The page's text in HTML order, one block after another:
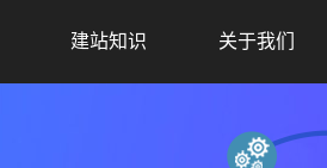
建站知识 关于我们